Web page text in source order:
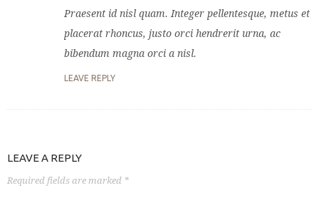
Praesent id nisl quam. Integer pellentesque, metus et
placerat rhoncus, justo orci hendrerit urna, ac
bibendum magna orci a nisl.
LEAVE REPLY
LEAVE A REPLY
Required fields are marked *